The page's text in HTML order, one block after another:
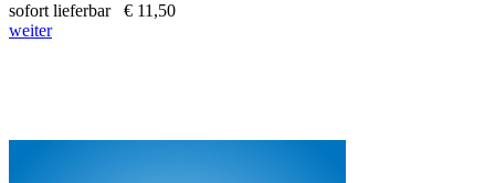
sofort lieferbar
€ 11,50
weiter